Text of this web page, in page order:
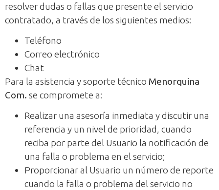
resolver dudas o fallas que presente el servicio
contratado, a través de los siguientes medios:
Teléfono
Correo electrónico
Chat
Para la asistencia y soporte técnico Menorquina
Com. se compromete a:
Realizar una asesoría inmediata y discutir una
referencia y un nivel de prioridad, cuando
reciba por parte del Usuario la notificación de
una falla o problema en el servicio;
Proporcionar al Usuario un número de reporte
cuando la falla o problema del servicio no